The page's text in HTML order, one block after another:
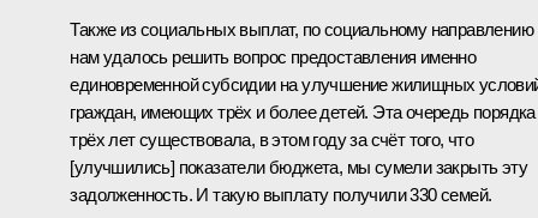
Также из социальных выплат, по социальному направлению
нам удалось решить вопрос предоставления именно
единовременной субсидии на улучшение жилищных
граждан, имеющих трёх и более детей. Эта очередь порядка
трёх лет существовала, в этом году за счёт того, что
[улучшились] показатели бюджета, мы сумели закрыть эту
задолженность. И такую выплату получили 330 семей.